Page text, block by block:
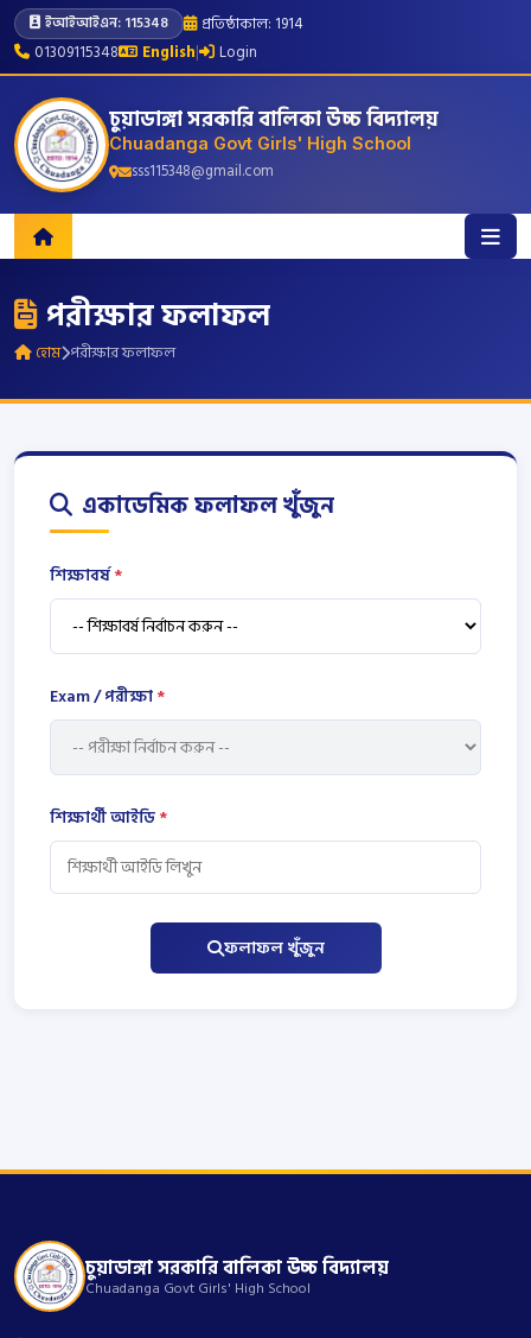
ইআইআইএন: 115348
প্রতিষ্ঠাকাল: 1914
01309115348
English| Login
চুয়াডাঙ্গা সরকারি বালিকা উচ্চ বিদ্যালয়
Chuadanga Govt Girls' High School
sss115348@gmail.com
পরীক্ষার ফলাফল
হোম পরীক্ষার ফলাফল
একাডেমিক ফলাফল খুঁজুন
শিক্ষাবর্ষ*
Exam / পরীক্ষা*
শিক্ষার্থী আইডি*
ফলাফল খুঁজুন
চুয়াডাঙ্গা সরকারি বালিকা উচ্চ বিদ্যালয়
Chuadanga Govt Girls' High School